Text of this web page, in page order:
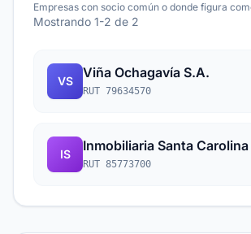
Empresas con socio común o donde figura
Mostrando 1-2 de 2
VS
Viña Ochagavía S.A.
RUT 79634570
IS
Inmobiliaria Santa Carolina
RUT 85773700